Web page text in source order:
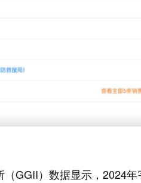
GGII）数据显示，2024